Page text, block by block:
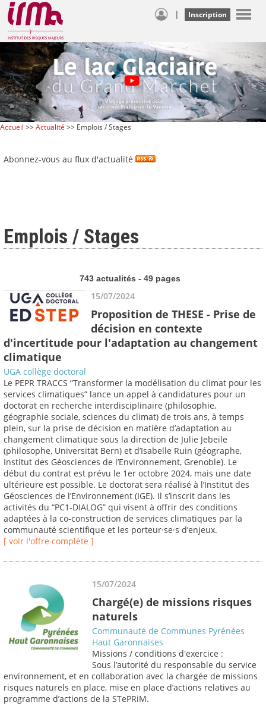
| Inscription
Accueil >>Actualité >> Emplois / Stages
Abonnez-vous au flux d'actualité
Emplois / Stages
743 actualités - 49 pages
15/07/2024
Proposition de THESE - Prise de
décision en contexte
d'incertitude pour l'adaptation au changement
climatique
UGA collège doctoral
Le PEPR TRACCS “Transformer la modélisation du climat pour les
services climatiques” lance un appel à candidatures pour un
doctorat en recherche interdisciplinaire (philosophie,
géographie sociale, sciences du climat) de trois ans, à temps
plein, sur la prise de décision en matière d’adaptation au
changement climatique sous la direction de Julie Jebeile
(philosophe, Universität Bern) et d’Isabelle Ruin (géographe,
Institut des Géosciences de l’Environnement, Grenoble). Le
début du contrat est prévu le 1er octobre 2024, mais une date
ultérieure est possible. Le doctorat sera réalisé à l’Institut des
Géosciences de l’Environnement (IGE). Il s’inscrit dans les
activités du “PC1-DIALOG” qui visent à offrir des conditions
adaptées à la co-construction de services climatiques par la
communauté scientifique et les porteur·se·s d’enjeux.
[ voir l'offre complète ]
15/07/2024
Chargé(e) de missions risques
naturels
Communauté de Communes Pyrénées
Haut Garonnaises
Missions / conditions d'exercice :
Sous l’autorité du responsable du service
environnement, et en collaboration avec la chargée de missions
risques naturels en place, mise en place d’actions relatives au
programme d’actions de la STePRiM.